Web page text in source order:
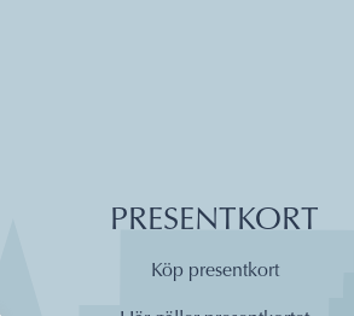
PRESENTKORT
Köp presentkort